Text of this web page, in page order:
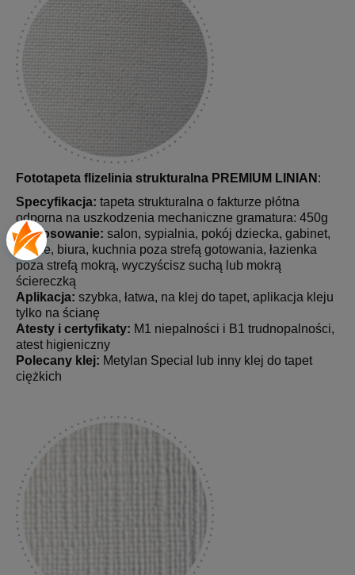
Fototapeta flizelinia strukturalna PREMIUM LINIAN :
Specyfikacja: tapeta strukturalna o fakturze płótna
odporna na uszkodzenia mechaniczne gramatura: 450g
Zastosowanie: salon, sypialnia, pokój dziecka, gabinet,
hotele, biura, kuchnia poza strefą gotowania, łazienka
poza strefą mokrą, wyczyścisz suchą lub mokrą
ściereczką
Aplikacja: szybka, łatwa, na klej do tapet, aplikacja kleju
tylko na ścianę
Atesty i certyfikaty: M1 niepalności i B1 trudnopalności,
atest higieniczny
Polecany klej: Metylan Special lub inny klej do tapet
ciężkich